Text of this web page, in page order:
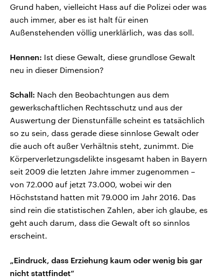
Grund haben, vielleicht Hass auf die Polizei oder was
auch immer, aber es ist halt für einen
Außenstehenden völlig unerklärlich, was das soll.
Hennen: Ist diese Gewalt, diese grundlose Gewalt
neu in dieser Dimension?
Schall: Nach den Beobachtungen aus dem
gewerkschaftlichen Rechtsschutz und aus der
Auswertung der Dienstunfälle scheint es tatsächlich
so zu sein, dass gerade diese sinnlose Gewalt oder
die auch oft außer Verhältnis steht, zunimmt. Die
Körperverletzungsdelikte insgesamt haben in Bayern
seit 2009 die letzten Jahre immer zugenommen –
von 72.000 auf jetzt 73.000, wobei wir den
Höchststand hatten mit 79.000 im Jahr 2016. Das
sind rein die statistischen Zahlen, aber ich glaube, es
geht auch darum, dass die Gewalt oft so sinnlos
erscheint.
„Eindruck, dass Erziehung kaum oder wenig bis gar
nicht stattfindet“